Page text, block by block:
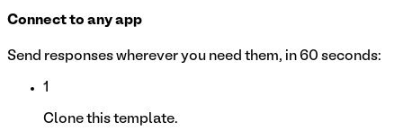
Connect to any app
Send responses wherever you need them, in 60 seconds:
1
Clone this template.